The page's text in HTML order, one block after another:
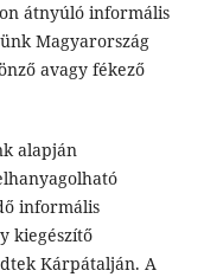
átnyúló informális
Magyarország
avagy fékező
alapján
informális
kiegészítő
Kárpátalján. A